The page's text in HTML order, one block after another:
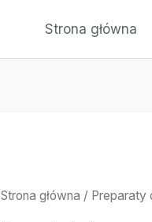
Strona główna
Strona główna / Preparaty